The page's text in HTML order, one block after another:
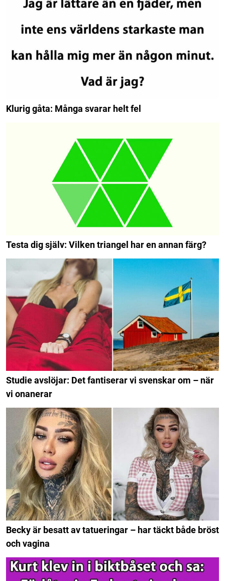
Klurig gåta: Många svarar helt fel
Testa dig själv: Vilken triangel har en annan färg?
Studie avslöjar: Det fantiserar vi svenskar om – när
vi onanerar
Becky är besatt av tatueringar – har täckt både bröst
och vagina